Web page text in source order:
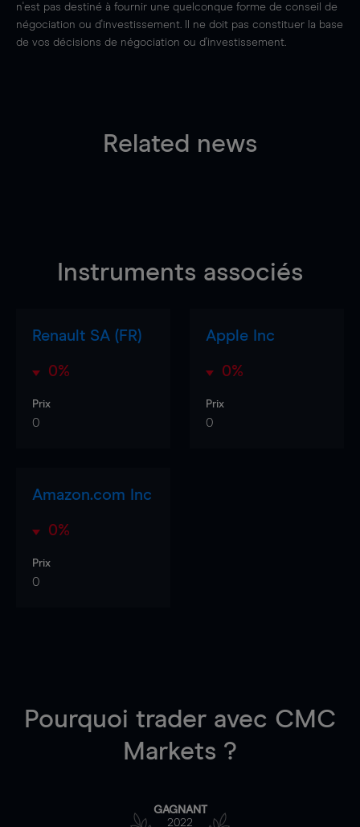
n'est pas destiné à fournir une quelconque forme de conseil de
négociation ou d'investissement. Il ne doit pas constituer la base
de vos décisions de négociation ou d'investissement.
Related news
Instruments associés
Renault SA (FR)
0%
Prix
0
Apple Inc
0%
Prix
0
Amazon.com Inc
0%
Prix
0
Pourquoi trader avec CMC
Markets ?
GAGNANT
2022